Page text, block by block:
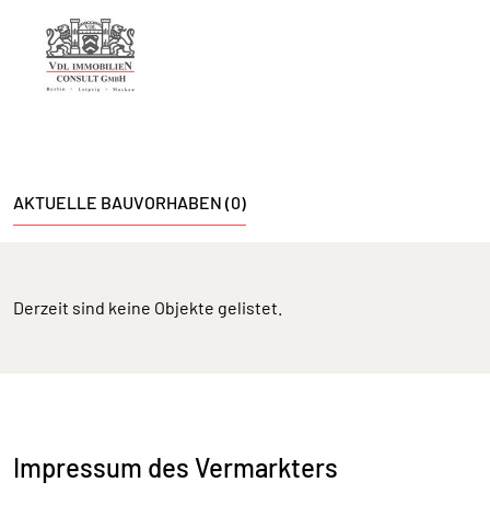
AKTUELLE BAUVORHABEN (0)
Derzeit sind keine Objekte gelistet.
Impressum des Vermarkters